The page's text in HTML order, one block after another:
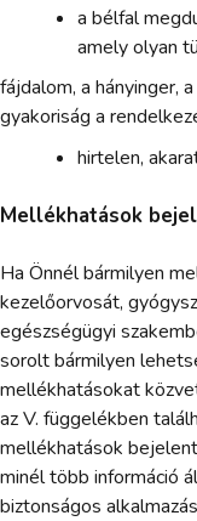
a bélfal
amely olyan
fájdalom, a hányinger,
gyakoriság a
hirtelen,
Mellékhatások
Ha Önnél bármilyen
kezelőorvosát,
egészségügyi
sorolt bármilyen
mellékhatásokat
az V. függelékben
mellékhatások
minél több információ
biztonságos